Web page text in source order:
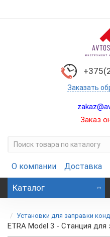
Заказать
Заказ
О компании Доставка
Каталог
Установки для заправки
ETRA Model 3 - Станция